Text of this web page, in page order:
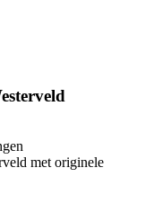
met originele